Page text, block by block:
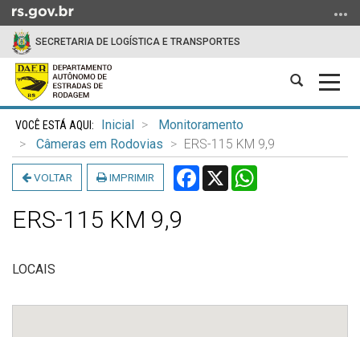
para
conteúdo
para
menu
para
busca
SECRETARIA DE LOGÍSTICA E TRANSPORTES
Abrir
Início
conteúdo
Inicial
Monitoramento
Câmeras em Rodovias
ERS-115 KM 9,9
VOLTAR IMPRIMIR Facebook
X
ERS-115 KM 9,9
LOCAIS